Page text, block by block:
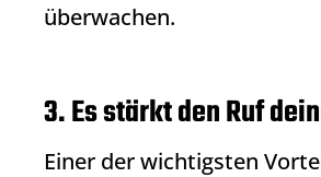
überwachen.
3. Es stärkt den Ruf
Einer der wichtigsten